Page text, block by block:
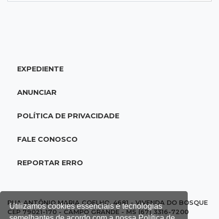
Utilizamos cookies essenciais e tecnologias
18:28Concurso 3.042
acumulado em R$ 165 milhões
18:05Energia renovável
abordagem policial no Noroeste
EXPEDIENTE
ANUNCIAR
POLÍTICA DE PRIVACIDADE
FALE CONOSCO
REPORTAR ERRO
RUA ANTÔNIO MARIA COELHO, 4681 - VIVENDA DO BOSQUE
CEP 79021-170 - CAMPO GRANDE - MS (67) 3316-7200